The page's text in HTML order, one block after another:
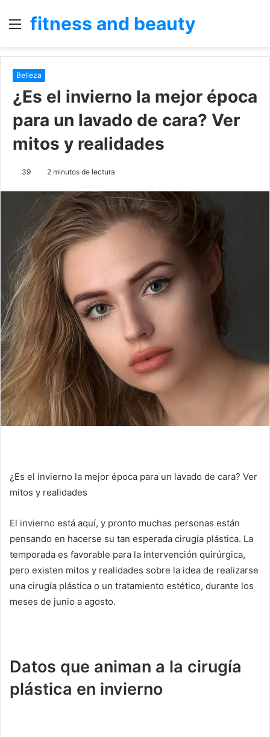
Menú
fitness and beauty
Belleza
¿Es el invierno la mejor época
para un lavado de cara? Ver
mitos y realidades
39 2 minutos de lectura
¿Es el invierno la mejor época para un lavado de cara? Ver
mitos y realidades
El invierno está aquí, y pronto muchas personas están
pensando en hacerse su tan esperada cirugía plástica. La
temporada es favorable para la intervención quirúrgica,
pero existen mitos y realidades sobre la idea de realizarse
una cirugía plástica o un tratamiento estético, durante los
meses de junio a agosto.
Datos que animan a la cirugía
plástica en invierno